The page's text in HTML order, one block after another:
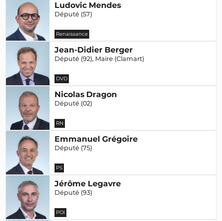
Ludovic Mendes
Député (57)
Renaissance
Jean-Didier Berger
Député (92), Maire (Clamart)
DVD
Nicolas Dragon
Député (02)
RN
Emmanuel Grégoire
Député (75)
PS
Jérôme Legavre
Député (93)
POI